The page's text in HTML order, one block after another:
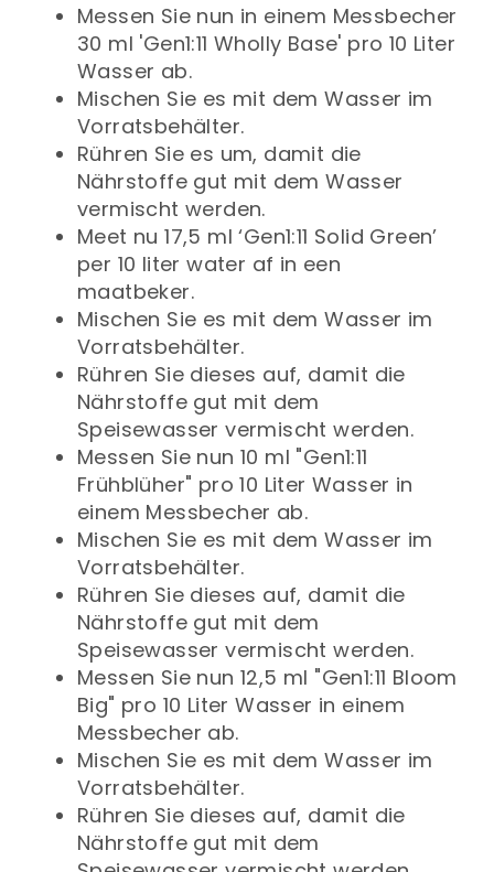
Messen Sie nun in einem Messbecher
30 ml 'Gen1:11 Wholly Base' pro 10 Liter
Wasser ab.
Mischen Sie es mit dem Wasser im
Vorratsbehälter.
Rühren Sie es um, damit die
Nährstoffe gut mit dem Wasser
vermischt werden.
Meet nu 17,5 ml ‘Gen1:11 Solid Green’
per 10 liter water af in een
maatbeker.
Mischen Sie es mit dem Wasser im
Vorratsbehälter.
Rühren Sie dieses auf, damit die
Nährstoffe gut mit dem
Speisewasser vermischt werden.
Messen Sie nun 10 ml "Gen1:11
Frühblüher" pro 10 Liter Wasser in
einem Messbecher ab.
Mischen Sie es mit dem Wasser im
Vorratsbehälter.
Rühren Sie dieses auf, damit die
Nährstoffe gut mit dem
Speisewasser vermischt werden.
Messen Sie nun 12,5 ml "Gen1:11 Bloom
Big" pro 10 Liter Wasser in einem
Messbecher ab.
Mischen Sie es mit dem Wasser im
Vorratsbehälter.
Rühren Sie dieses auf, damit die
Nährstoffe gut mit dem